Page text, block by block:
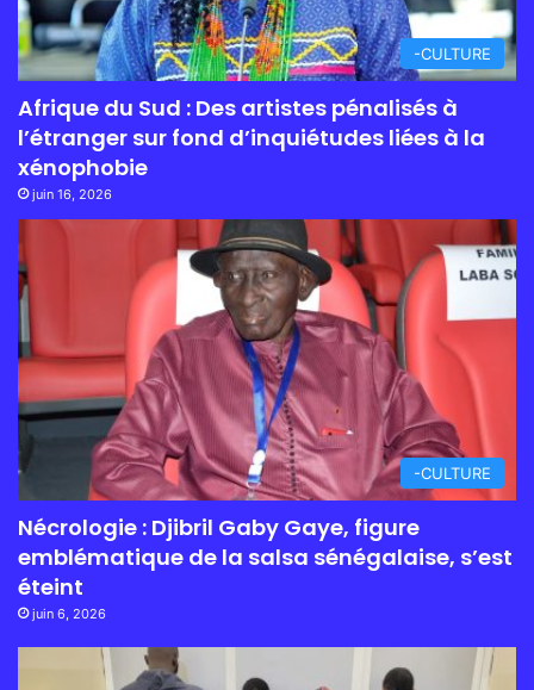
-CULTURE
Afrique du Sud : Des artistes pénalisés à
l’étranger sur fond d’inquiétudes liées à la
xénophobie
juin 16, 2026
-CULTURE
Nécrologie : Djibril Gaby Gaye, figure
emblématique de la salsa sénégalaise, s’est
éteint
juin 6, 2026